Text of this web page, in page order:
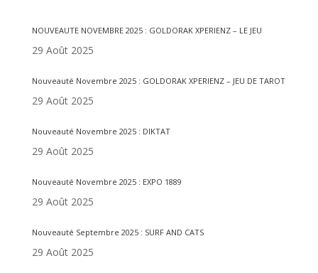
NOUVEAUTE NOVEMBRE 2025 : GOLDORAK XPERIENZ – LE JEU
29 Août 2025
Nouveauté Novembre 2025 : GOLDORAK XPERIENZ – JEU DE TAROT
29 Août 2025
Nouveauté Novembre 2025 : DIKTAT
29 Août 2025
Nouveauté Novembre 2025 : EXPO 1889
29 Août 2025
Nouveauté Septembre 2025 : SURF AND CATS
29 Août 2025